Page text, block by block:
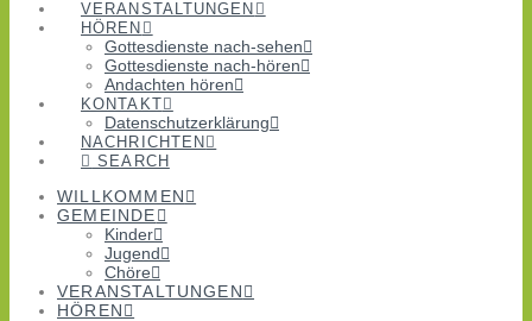
VERANSTALTUNGEN
HÖREN
Gottesdienste nach-sehen
Gottesdienste nach-hören
Andachten hören
KONTAKT
Datenschutzerklärung
NACHRICHTEN
SEARCH
WILLKOMMEN
GEMEINDE
Kinder
Jugend
Chöre
VERANSTALTUNGEN
HÖREN